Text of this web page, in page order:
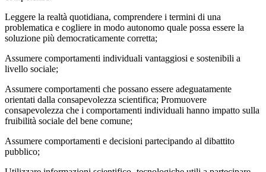
Leggere la realtà quotidiana, comprendere i termini di una
problematica e cogliere in modo autonomo quale possa essere la
soluzione più democraticamente corretta;
Assumere comportamenti individuali vantaggiosi e sostenibili a
livello sociale;
Assumere comportamenti che possano essere adeguatamente
orientati dalla consapevolezza scientifica; Promuovere
consapevolezza che i comportamenti individuali hanno impatto sulla
fruibilità sociale del bene comune;
Assumere comportamenti e decisioni partecipando al dibattito
pubblico;